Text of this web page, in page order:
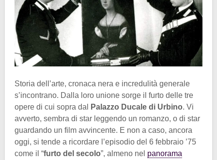
Storia dell’arte, cronaca nera e incredulità generale
s’incontrano. Dalla loro unione sorge il furto delle tre
opere di cui sopra dal
Palazzo Ducale di Urbino. Vi
avverto, sembra di star leggendo un romanzo, o di star
guardando un film avvincente. E non a caso, ancora
oggi, si tende a ricordare l’episodio del 6 febbraio ’75
come il “furto del secolo”, almeno nel panorama